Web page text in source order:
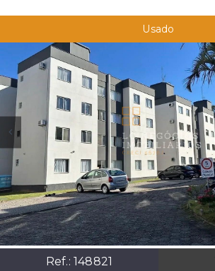
Ref.: 148821
Usado